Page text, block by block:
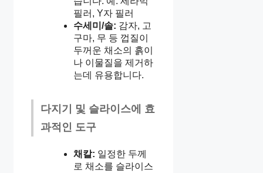
필러, Y자 필러
수세미/솔: 감자, 고
구마, 무 등 껍질이
두꺼운 채소의 흙이
나 이물질을 제거하
는데 유용합니다.
다지기 및 슬라이스에 효
과적인 도구
채칼: 일정한 두께
로 채소를 슬라이스